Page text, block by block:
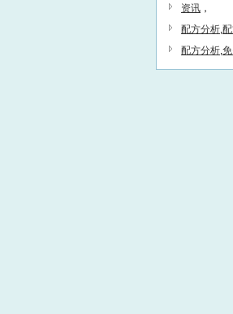
资讯 ，
配方分析,
配方分析,